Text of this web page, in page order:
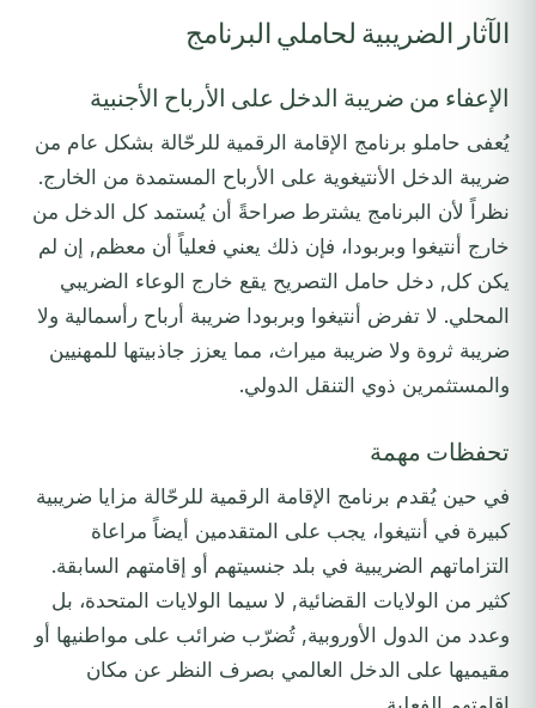
الآثار الضريبية لحاملي البرنامج
الإعفاء من ضريبة الدخل على الأرباح الأجنبية
يُعفى حاملو برنامج الإقامة الرقمية للرحّالة بشكل عام من
ضريبة الدخل الأنتيغوية على الأرباح المستمدة من الخارج.
نظراً لأن البرنامج يشترط صراحةً أن يُستمد كل الدخل من
خارج أنتيغوا وبربودا، فإن ذلك يعني فعلياً أن معظم, إن لم
يكن كل, دخل حامل التصريح يقع خارج الوعاء الضريبي
المحلي. لا تفرض أنتيغوا وبربودا ضريبة أرباح رأسمالية ولا
ضريبة ثروة ولا ضريبة ميراث، مما يعزز جاذبيتها للمهنيين
والمستثمرين ذوي التنقل الدولي.
تحفظات مهمة
في حين يُقدم برنامج الإقامة الرقمية للرحّالة مزايا ضريبية
كبيرة في أنتيغوا، يجب على المتقدمين أيضاً مراعاة
التزاماتهم الضريبية في بلد جنسيتهم أو إقامتهم السابقة.
كثير من الولايات القضائية, لا سيما الولايات المتحدة، بل
وعدد من الدول الأوروبية, تُضرّب ضرائب على مواطنيها أو
مقيميها على الدخل العالمي بصرف النظر عن مكان